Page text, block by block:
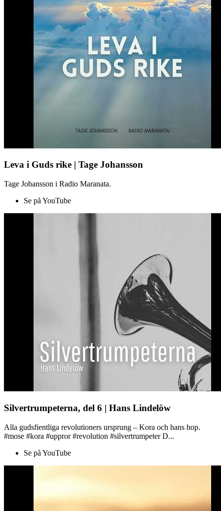
Leva i Guds rike | Tage Johansson
Tage Johansson i Radio Maranata.
Se på YouTube
Silvertrumpeterna, del 6 | Hans Lindelöw
Alla gudsfientliga revolutioners ursprung – Kora och hans hop.
#mose #kora #uppror #revolution #silvertrumpeter D...
Se på YouTube